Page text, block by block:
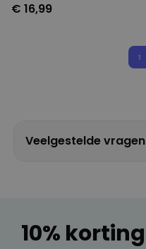
€ 16,99
1
Veelgestelde vragen
10% korting